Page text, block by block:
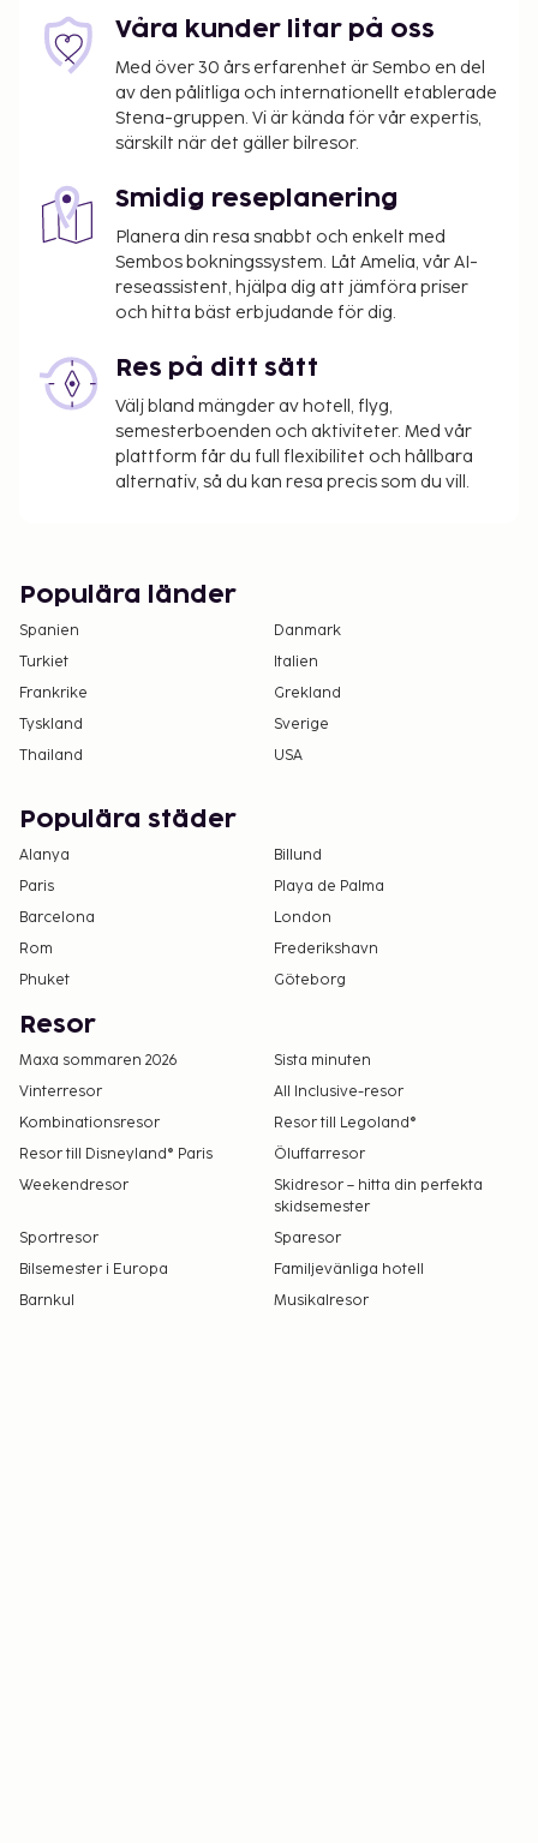
skatter:
Stadsskatt: 2.30 EUR per person per natt
Vi har listat alla tilläggsavgifter som boendet har
upplyst oss om.
10–15 per person (ungefärligt pris)
Avgift för flygtransfer: EUR 80 per fordon (enkel
resa, max. antal passagerare 4)
Avgift för flygplatstransport per barn: EUR 80
(enkel resa), (upp till 17 år)
Avgift för parkeringsservice: EUR 35 per natt
Avgift för närliggande parkering: EUR 19 per per
dag (300 meter bort, öppen dygnet runt)
Avgift för husdjur: EUR 20 per boende per
vistelse (maximalt EUR 20 per vistelse)
Inga avgifter tas ut för assistanshundar
skatt. Observera att dessa kan komma att ändras.
Alla gäster, även barn, måste vara närvarande
vid incheckning och uppvisa statligt utfärdad
legitimation eller pass.
Kontanttransaktioner på boendet kan inte
överstiga EUR 5000, på grund av statliga
genom att kontakta boendet med
Våra kunder litar på oss
Med över 30 års erfarenhet är Sembo en del
av den pålitliga och internationellt etablerade
Stena-gruppen. Vi är kända för vår expertis,
särskilt när det gäller bilresor.
Smidig reseplanering
Planera din resa snabbt och enkelt med
Sembos bokningssystem. Låt Amelia, vår AI-
reseassistent, hjälpa dig att jämföra priser
och hitta bäst erbjudande för dig.
Res på ditt sätt
Välj bland mängder av hotell, flyg,
semesterboenden och aktiviteter. Med vår
plattform får du full flexibilitet och hållbara
alternativ, så du kan resa precis som du vill.
Populära länder
Spanien
Danmark
Turkiet
Italien
Frankrike
Grekland
Tyskland
Sverige
Thailand
USA
Populära städer
Alanya
Billund
Paris
Playa de Palma
Barcelona
London
Rom
Frederikshavn
Phuket
Göteborg
Resor
Maxa sommaren 2026
Sista minuten
Vinterresor
All Inclusive-resor
Kombinationsresor
Resor till Legoland®
Resor till Disneyland® Paris
Öluffarresor
Weekendresor
Skidresor – hitta din perfekta
skidsemester
Sportresor
Sparesor
Bilsemester i Europa
Familjevänliga hotell
Barnkul
Musikalresor